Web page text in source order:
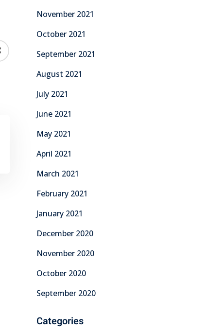
November 2021
October 2021
September 2021
August 2021
July 2021
June 2021
May 2021
April 2021
March 2021
February 2021
January 2021
December 2020
November 2020
October 2020
September 2020
Categories